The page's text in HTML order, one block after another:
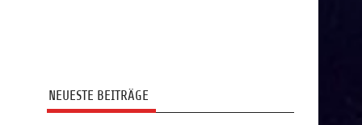
NEUESTE BEITRÄGE